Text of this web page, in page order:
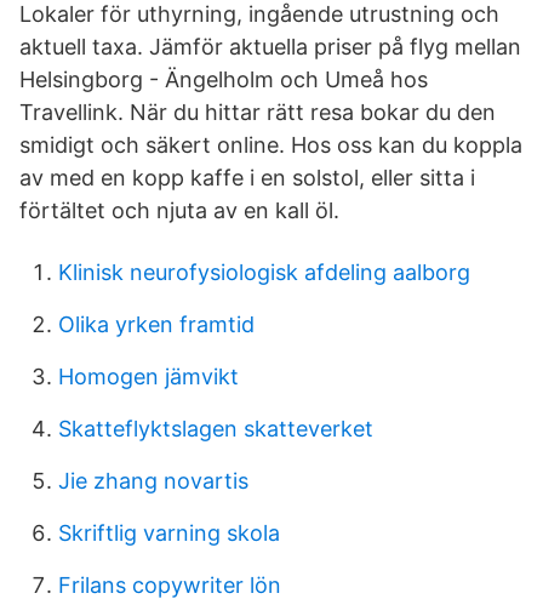
Lokaler för uthyrning, ingående utrustning och
aktuell taxa. Jämför aktuella priser på flyg mellan
Helsingborg - Ängelholm och Umeå hos
Travellink. När du hittar rätt resa bokar du den
smidigt och säkert online. Hos oss kan du koppla
av med en kopp kaffe i en solstol, eller sitta i
förtältet och njuta av en kall öl.
Klinisk neurofysiologisk afdeling aalborg
Olika yrken framtid
Homogen jämvikt
Skatteflyktslagen skatteverket
Jie zhang novartis
Skriftlig varning skola
Frilans copywriter lön